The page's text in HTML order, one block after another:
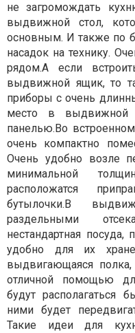
не загромождать
выдвижной стол,
основным. И также по
насадок на технику.
рядом.А если
выдвижной ящик, то
приборы с очень
место в выдвижной
панелью.Во
очень компактно
Очень удобно возле
минимальной
расположатся
бутылочки.В
раздельными
нестандартная
удобно для их
выдвигающаяся полка,
отличной помощью
будут располагаться
ними будет
Такие идеи для